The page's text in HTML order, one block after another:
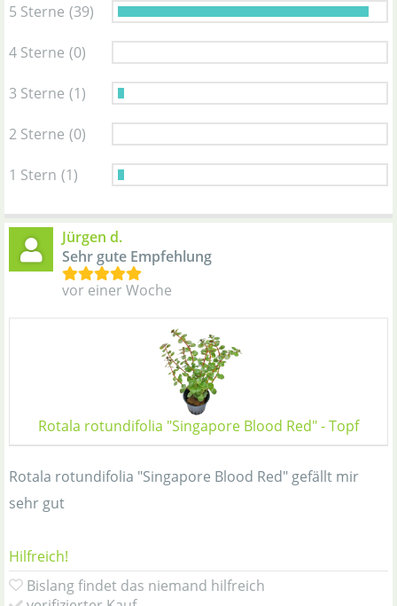
5 Sterne (39)
4 Sterne (0)
3 Sterne (1)
2 Sterne (0)
1 Stern (1)
Jürgen d.
Sehr gute Empfehlung
vor einer Woche
Rotala rotundifolia "Singapore Blood Red" - Topf
Rotala rotundifolia "Singapore Blood Red" gefällt mir
sehr gut
Hilfreich!
Bislang findet das niemand hilfreich